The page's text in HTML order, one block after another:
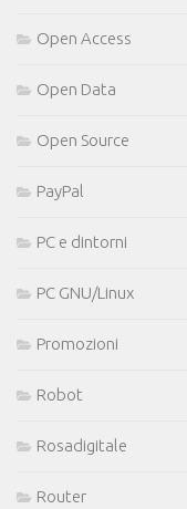
Open Access
Open Data
Open Source
PayPal
PC e dintorni
PC GNU/Linux
Promozioni
Robot
Rosadigitale
Router